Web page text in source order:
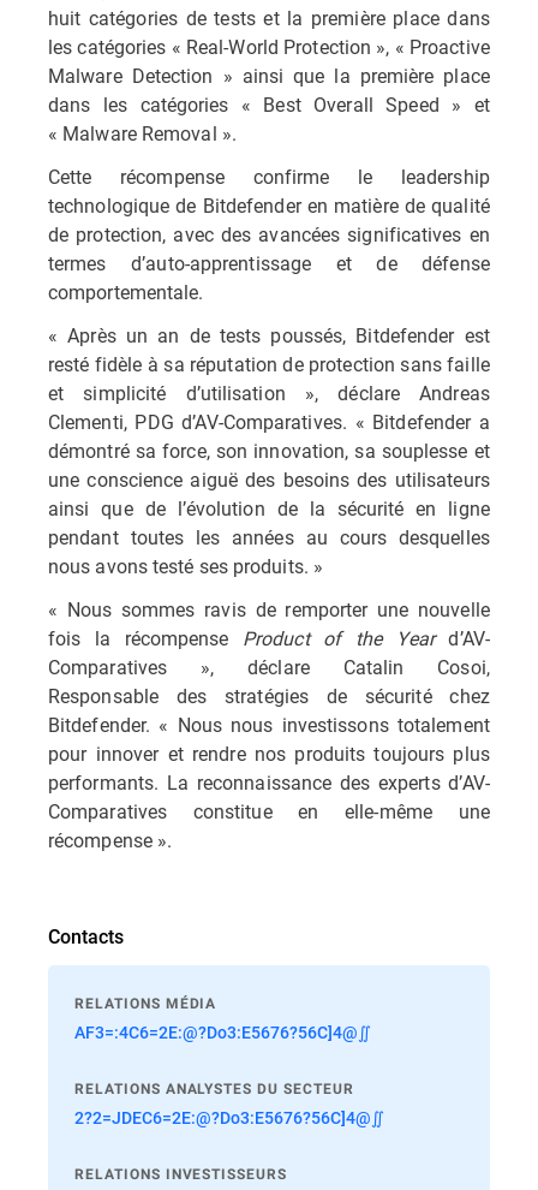
huit catégories de tests et la première place dans
les catégories « Real-World Protection », « Proactive
Malware Detection » ainsi que la première place
dans les catégories « Best Overall Speed » et
« Malware Removal ».
Cette récompense confirme le leadership
technologique de Bitdefender en matière de qualité
de protection, avec des avancées significatives en
termes d’auto-apprentissage et de défense
comportementale.
« Après un an de tests poussés, Bitdefender est
resté fidèle à sa réputation de protection sans faille
et simplicité d’utilisation », déclare Andreas
Clementi, PDG d’AV-Comparatives. « Bitdefender a
démontré sa force, son innovation, sa souplesse et
une conscience aiguë des besoins des utilisateurs
ainsi que de l’évolution de la sécurité en ligne
pendant toutes les années au cours desquelles
nous avons testé ses produits. »
« Nous sommes ravis de remporter une nouvelle
fois la récompense Product of the Yeard’AV-
Comparatives », déclare Catalin Cosoi,
Responsable des stratégies de sécurité chez
Bitdefender. « Nous nous investissons totalement
pour innover et rendre nos produits toujours plus
performants. La reconnaissance des experts d’AV-
Comparatives constitue en elle-même une
récompense ».
Contacts
RELATIONS MÉDIA
AF3=:4C6=2E:@?Do3:E5676?56C]4@∬
RELATIONS ANALYSTES DU SECTEUR
2?2=JDEC6=2E:@?Do3:E5676?56C]4@∬
RELATIONS INVESTISSEURS